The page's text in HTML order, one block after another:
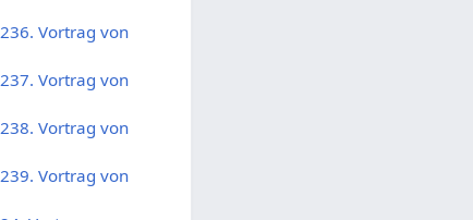
Vortrag von
Vortrag von
Vortrag von
Vortrag von